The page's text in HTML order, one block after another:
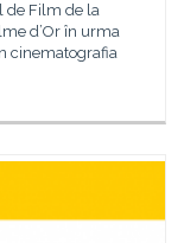
de Film de la
d’Or în urma
cinematografia